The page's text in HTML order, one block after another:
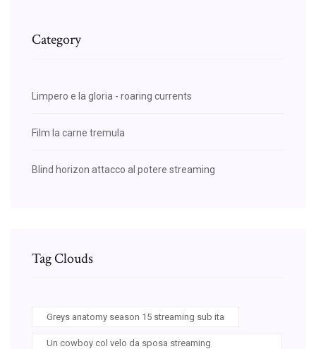
Category
Limpero e la gloria - roaring currents
Film la carne tremula
Blind horizon attacco al potere streaming
Tag Clouds
Greys anatomy season 15 streaming sub ita
Un cowboy col velo da sposa streaming